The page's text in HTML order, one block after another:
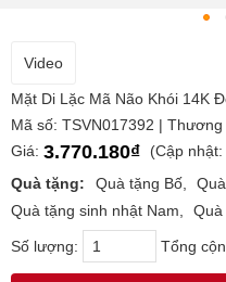
Video
Mặt Di Lặc Mã Não Khói 14K
Mã số: TSVN017392 |
Giá: 3.770.180₫
(Cập
Quà tặng:
Quà tặng Bố
Quà tặng sinh nhật Nam
Quà
Số lượng: Tổng